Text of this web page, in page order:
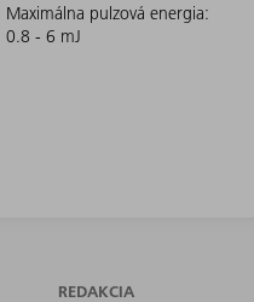
Maximálna pulzová energia:
0.8 - 6 mJ
REDAKCIA